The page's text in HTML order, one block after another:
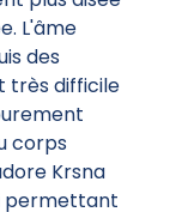
L'âme
des
très difficile
corps
Krsna
permettant